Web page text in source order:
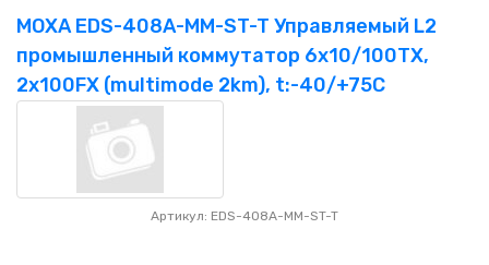
MOXA EDS-408A-MM-ST-T Управляемый L2
промышленный коммутатор 6x10/100TX,
2x100FX (multimode 2km), t:-40/+75C
Артикул: EDS-408A-MM-ST-T